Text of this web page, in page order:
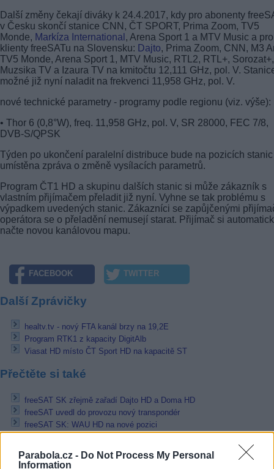
Parabola.cz - Do Not Process My Personal
Information
Další změny čekají diváky k 24.4.2017, kdy pro abonenty
v Česku skončí stanice CNN, ČT SPORT, Prima Zoom, TV5
Monde, Markíza International , Arena Sport 1 a MTV Music a pro
klienty freeSATu na Slovensku: Dajto, Prima Zoom, CNN, M3
TV5 Monde, Arena Sport 1, MTV Music, RTL2, RTL+, Sorozat+,
Muzsika TV a Izaura TV na kmitočtu 12,111 GHz, pol. V.
možné již nyní naladit na frekvenci 11,958 GHz, pol. V.
nové technické parametry - programy podle regionu (viz. výše):
• Thor 6 (0,8°W), freq. 11,958 GHz, pol. V, SR 28000, FEC 7/8,
DVB-S/QPSK
Týden po ukončení paralelní distribuce bude na pozicích stanic
umístěna zpráva o změně vysílacích parametrů.
Program ČT1 HD a skupinu dalších stanic si může zákazník s
vlastním přijímačem přeladit již nyní. Vyhne se tak problému s
výpadkem uvedených stanic. Zákazníci se zapůjčenými
operátora se o přeladění nemusejí starat. Přijímač si
načte novou kanálovou mapu.
FACEBOOK TWITTER
Další Zprávičky
healtv.tv - nový FTA kanál brzy na 19,2E
Program RTK1 z kapacity DigitAlb
Viasat HD místo ČT Sport HD na kapacitě ST
Přečtěte si také
freeSAT SK zřejmě zařadí Dajto HD a Doma HD
freeSAT uvedl do provozu nový transpondér
freeSAT SK: WAU HD na nové pozici